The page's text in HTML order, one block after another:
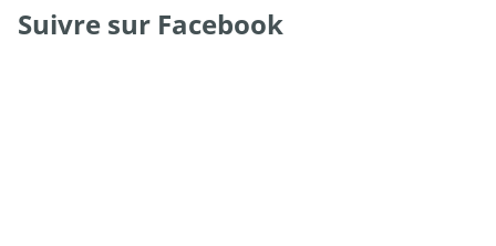
Suivre sur Facebook